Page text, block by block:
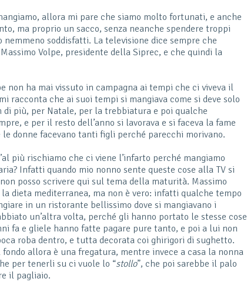
allora mi pare che siamo molto fortunati, e anche
ma proprio un sacco, senza neanche spendere troppi
soddisfatti. La televisione dice sempre che
Volpe, presidente della Siprec, e che quindi la
non ha mai vissuto in campagna ai tempi che ci viveva il
racconta che ai suoi tempi si mangiava come si deve solo
di più, per Natale, per la trebbiatura e poi qualche
e per il resto dell’anno si lavorava e si faceva la fame
le donne facevano tanti figli perché parecchi morivano.
più rischiamo che ci viene l’infarto perché mangiamo
Infatti quando mio nonno sente queste cose alla TV si
posso scrivere qui sul tema della maturità. Massimo
dieta mediterranea, ma non è vero: infatti qualche tempo
in un ristorante bellissimo dove si mangiavano i
un’altra volta, perché gli hanno portato le stesse cose
fa e gliele hanno fatte pagare pure tanto, e poi a lui non
roba dentro, e tutta decorata coi ghirigori di sughetto.
allora è una fregatura, mentre invece a casa la nonna
per tenerli su ci vuole lo “stollo”, che poi sarebbe il palo
il pagliaio.